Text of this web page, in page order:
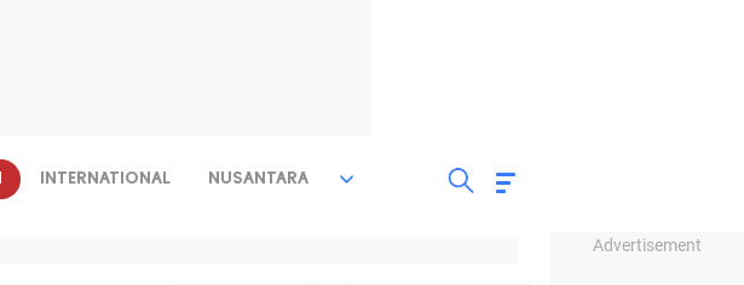
Advertisement
INTERNATIONAL NUSANTARA